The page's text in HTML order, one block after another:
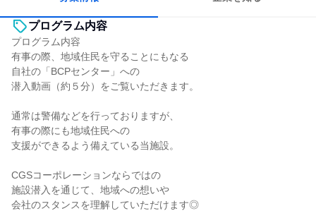
プログラム内容
プログラム内容
有事の際、地域住民を守ることにもなる
自社の「BCPセンター」への
潜入動画（約５分）をご覧いただきます。
通常は警備などを行っておりますが、
有事の際にも地域住民への
支援ができるよう備えている当施設。
CGSコーポレーションならではの
施設潜入を通じて、地域への想いや
会社のスタンスを理解していただけます◎